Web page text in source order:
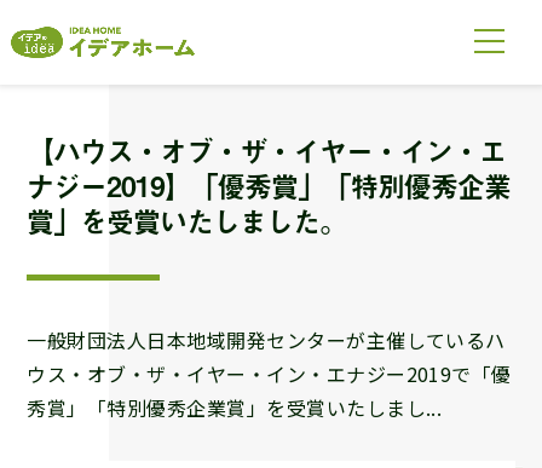
【ハウス・オブ・ザ・イヤー・イン・エ
ナジー2019】「優秀賞」「特別優秀企業
賞」を受賞いたしました。
一般財団法人日本地域開発センターが主催しているハ
ウス・オブ・ザ・イヤー・イン・エナジー2019で「優
秀賞」「特別優秀企業賞」を受賞いたしまし...